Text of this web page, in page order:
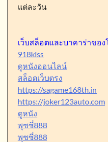
แต่ละวัน
เว็บสล็อตและบาคาร่าขอ
918kiss
ดูหนังออนไลน์
สล็อตเว็บตรง
https://sagame168th.in
https://joker123auto.com
ดูหนัง
พุซซี่888
พุซซี่888